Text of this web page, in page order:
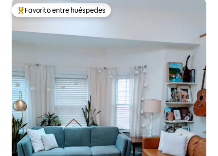
Favorito entre huéspedes preferido
Favorito entre huéspedes